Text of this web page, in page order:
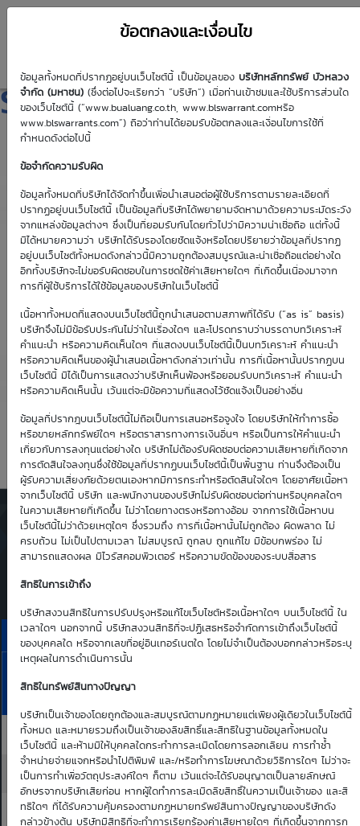
ข้อตกลงและเงื่อนไข
ข้อมูลทั้งหมดที่ปรากฏอยู่บนเว็บไซต์นี้ เป็นข้อมูลของ บริษัทหลักทรัพย์ บัวหลวง
จำกัด (มหาชน) (ซึ่งต่อไปจะเรียกว่า “บริษัท”) เมื่อท่านเข้าชมและใช้บริการส่วนใด
ของเว็บไซต์นี้ (“www.bualuang.co.th, www.blswarrant.comหรือ
www.blswarrants.com”) ถือว่าท่านได้ยอมรับข้อตกลงและเงื่อนไขการใช้ที่
กำหนดดังต่อไปนี้
ข้อจำกัดความรับผิด
ข้อมูลทั้งหมดที่บริษัทได้จัดทำขึ้นเพื่อนำเสนอต่อผู้ใช้บริการตามรายละเอียดที่
ปรากฏอยู่บนเว็บไซต์นี้ เป็นข้อมูลที่บริษัทได้พยายามจัดหามาด้วยความระมัดระวัง
จากแหล่งข้อมูลต่างๆ ซึ่งเป็นที่ยอมรับกันโดยทั่วไปว่ามีความน่าเชื่อถือ แต่ทั้งนี้
มิได้หมายความว่า บริษัทได้รับรองโดยชัดแจ้งหรือโดยปริยายว่าข้อมูลที่ปรากฏ
อยู่บนเว็บไซต์ทั้งหมดดังกล่าวนี้มีความถูกต้องสมบูรณ์และน่าเชื่อถือแต่อย่างใด
อีกทั้งบริษัทจะไม่ขอรับผิดชอบในการชดใช้ค่าเสียหายใดๆ ที่เกิดขึ้นเนื่องมาจาก
การที่ผู้ใช้บริการได้ใช้ข้อมูลของบริษัทในเว็บไซต์นี้
เนื้อหาทั้งหมดที่แสดงบนเว็บไซต์นี้ถูกนำเสนอตามสภาพที่ได้รับ (“as is” basis)
บริษัทจึงไม่มีข้อรับประกันไม่ว่าในเรื่องใดๆ และโปรดทราบว่าบรรดาบทวิเคราะห์
คำแนะนำ หรือความคิดเห็นใดๆ ที่แสดงบนเว็บไซต์นี้เป็นบทวิเคราะห์ คำแนะนำ
หรือความคิดเห็นของผู้นำเสนอเนื้อหาดังกล่าวเท่านั้น การที่เนื้อหานั้นปรากฏบน
เว็บไซต์นี้ มิได้เป็นการแสดงว่าบริษัทเห็นพ้องหรือยอมรับบทวิเคราะห์ คำแนะนำ
หรือความคิดเห็นนั้น เว้นแต่จะมีข้อความที่แสดงไว้ชัดแจ้งเป็นอย่างอื่น
ข้อมูลที่ปรากฎบนเว็บไซต์นี้ไม่ถือเป็นการเสนอหรือจูงใจ โดยบริษัทให้ทำการซื้อ
หรือขายหลักทรัพย์ใดๆ หรือตราสารทางการเงินอื่นๆ หรือเป็นการให้คำแนะนำ
เกี่ยวกับการลงทุนแต่อย่างใด บริษัทไม่ต้องรับผิดชอบต่อความเสียหายที่เกิดจาก
การตัดสินใจลงทุนซึ่งใช้ข้อมูลที่ปรากฏบนเว็บไซต์นี้เป็นพื้นฐาน ท่านจึงต้องเป็น
ผู้รับความเสี่ยงภัยด้วยตนเองหากมีการกระทำหรือตัดสินใจใดๆ โดยอาศัยเนื้อหา
จากเว็บไซต์นี้ บริษัท และพนักงานของบริษัทไม่รับผิดชอบต่อท่านหรือบุคคลใดๆ
ในความเสียหายที่เกิดขึ้น ไม่ว่าโดยทางตรงหรือทางอ้อม จากการใช้เนื้อหาบน
เว็บไซต์นี้ไม่ว่าด้วยเหตุใดๆ ซึ่งรวมถึง การที่เนื้อหานั้นไม่ถูกต้อง ผิดพลาด ไม่
ครบถ้วน ไม่เป็นไปตามเวลา ไม่สมบูรณ์ ถูกลบ ถูกแก้ไข มีข้อบกพร่อง ไม่
สามารถแสดงผล มีไวรัสคอมพิวเตอร์ หรือความขัดข้องของระบบสื่อสาร
สิทธิในการเข้าถึง
บริษัทสงวนสิทธิในการปรับปรุงหรือแก้ไขเว็บไซต์หรือเนื้อหาใดๆ บนเว็บไซต์นี้ ใน
เวลาใดๆ นอกจากนี้ บริษัทสงวนสิทธิที่จะปฏิเสธหรือจำกัดการเข้าถึงเว็บไซต์นี้
ของบุคคลใด หรือจากเลขที่อยู่อินเทอร์เนตใด โดยไม่จำเป็นต้องบอกกล่าวหรือระบุ
เหตุผลในการดำเนินการนั้น
สิทธิในทรัพย์สินทางปัญญา
บริษัทเป็นเจ้าของโดยถูกต้องและสมบูรณ์ตามกฏหมายแต่เพียงผู้เดียวในเว็บไซต์นี้
ทั้งหมด และหมายรวมถึงเป็นเจ้าของลิขสิทธิ์และสิทธิในฐานข้อมูลทั้งหมดใน
เว็บไซต์นี้ และห้ามมิให้บุคคลใดกระทำการละเมิดโดยการลอกเลียน การทำซ้ำ
จำหน่ายจ่ายแจกหรือนำไปตีพิมพ์ และ/หรือทำการโฆษณาด้วยวิธีการใดๆ ไม่ว่าจะ
เป็นการทำเพื่อวัตถุประสงค์ใดๆ ก็ตาม เว้นแต่จะได้รับอนุญาตเป็นลายลักษณ์
อักษรจากบริษัทเสียก่อน หากผู้ใดทำการละเมิดลิขสิทธิ์ในความเป็นเจ้าของ และสิ
ทธิใดๆ ที่ได้รับความคุ้มครองตามกฏหมายทรัพย์สินทางปัญญาของบริษัทดัง
กล่าวข้างต้น บริษัทมีสิทธิที่จะทำการเรียกร้องค่าเสียหายใดๆ ที่เกิดขึ้นจากการก
STA01C2610A
วันซื้อขายวันแรก
15 พ.ค. 2569
7 ส.ค. 2569
วันซื้อขายวันสุดท้าย
7 ต.ค. 2569
Effective Gearing
7.46
Sensitivity
0.26
Time Decay
-4.88 %
TTM (days)
43
ตารางเสนอซื้อคืนเบื้องต้นของ
DW01*
ราคาเสนอซื้อคืนเบื้องต้นของ STA01C2610A
Bid | Offer
7
Aug
26
17.40 17.50 0.04 0.04 0.04 0.03 0.03
17.50 17.60 0.04 0.04 0.04 0.03 0.03
17.60 17.70 0.04 0.04 0.04 0.04 0.03